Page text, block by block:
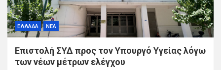
ΕΛΛΑΔΑ ΝΕΑ
Επιστολή ΣΥΔ προς τον Υπουργό Υγείας λόγω
των νέων μέτρων ελέγχου